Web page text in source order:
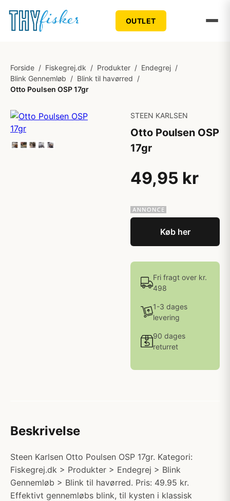
OUTLET
Forside / Fiskegrej.dk / Produkter / Endegrej /
Blink Gennemløb / Blink til havørred /
Otto Poulsen OSP 17gr
STEEN KARLSEN
Otto Poulsen OSP
17gr
49,95 kr
Køb her
Fri fragt over kr.
498
1-3 dages
levering
90 dages
returret
Beskrivelse
Steen Karlsen Otto Poulsen OSP 17gr. Kategori:
Fiskegrej.dk > Produkter > Endegrej > Blink
Gennemløb > Blink til havørred. Pris: 49.95 kr.
Effektivt gennemløbs blink, til kysten i klassisk